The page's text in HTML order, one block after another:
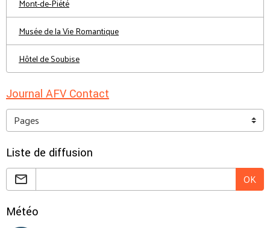
Mont-de-Piété
Musée de la Vie Romantique
Hôtel de Soubise
Journal AFV Contact
Liste de diffusion
OK
Météo